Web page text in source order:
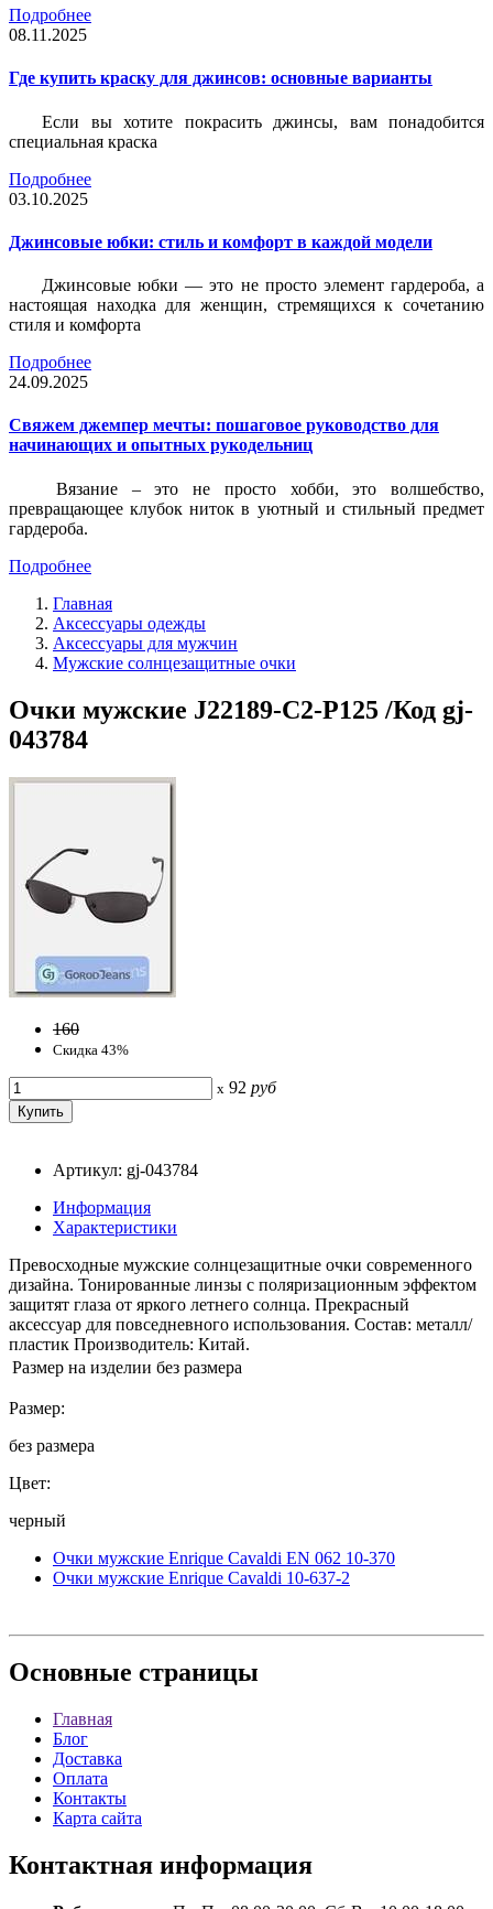
Подробнее
08.11.2025
Где купить краску для джинсов: основные варианты
Если вы хотите покрасить джинсы, вам понадобится
специальная краска
Подробнее
03.10.2025
Джинсовые юбки: стиль и комфорт в каждой модели
Джинсовые юбки — это не просто элемент гардероба, а
настоящая находка для женщин, стремящихся к сочетанию
стиля и комфорта
Подробнее
24.09.2025
Свяжем джемпер мечты: пошаговое руководство для
начинающих и опытных рукодельниц
Вязание – это не просто хобби, это волшебство,
превращающее клубок ниток в уютный и стильный предмет
гардероба.
Подробнее
Главная
Аксессуары одежды
Аксессуары для мужчин
Мужские солнцезащитные очки
Очки мужские J22189-C2-P125 /Код gj-
043784
160
Скидка 43%
x 92 руб
Артикул: gj-043784
Информация
Характеристики
Превосходные мужские солнцезащитные очки современного
дизайна. Тонированные линзы с поляризационным эффектом
защитят глаза от яркого летнего солнца. Прекрасный
аксессуар для повседневного использования. Состав: металл/
пластик Производитель: Китай.
Размер на изделии без размера
Размер:
без размера
Цвет:
черный
Очки мужские Enrique Cavaldi EN 062 10-370
Очки мужские Enrique Cavaldi 10-637-2
Основные страницы
Главная
Блог
Доставка
Оплата
Контакты
Карта сайта
Контактная информация